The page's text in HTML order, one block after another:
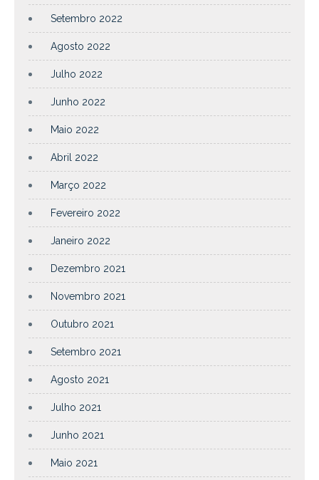
Setembro 2022
Agosto 2022
Julho 2022
Junho 2022
Maio 2022
Abril 2022
Março 2022
Fevereiro 2022
Janeiro 2022
Dezembro 2021
Novembro 2021
Outubro 2021
Setembro 2021
Agosto 2021
Julho 2021
Junho 2021
Maio 2021